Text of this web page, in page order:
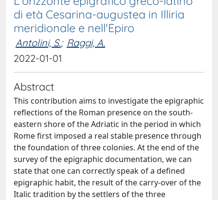
di età Cesarina-augustea in Illiria
meridionale e nell'Epiro
Antolini, S.; Raggi, A.
2022-01-01
Abstract
This contribution aims to investigate the epigraphic
reflections of the Roman presence on the south-
eastern shore of the Adriatic in the period in which
Rome first imposed a real stable presence through
the foundation of three colonies. At the end of the
survey of the epigraphic documentation, we can
state that one can correctly speak of a defined
epigraphic habit, the result of the carry-over of the
Italic tradition by the settlers of the three